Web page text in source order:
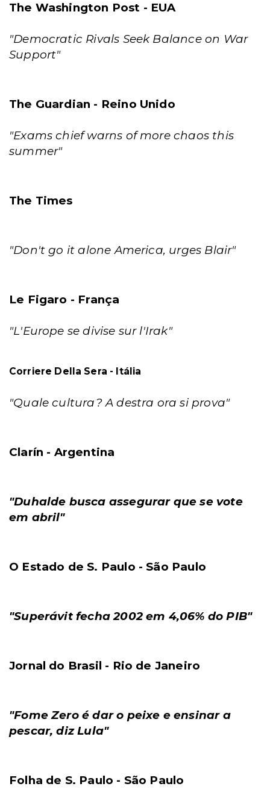
The Washington Post - EUA
"Democratic Rivals Seek Balance on War
Support"
The Guardian - Reino Unido
"Exams chief warns of more chaos this
summer"
The Times
"Don't go it alone America, urges Blair"
Le Figaro - França
"L'Europe se divise sur l'Irak"
Corriere Della Sera - Itália
"Quale cultura? A destra ora si prova"
Clarín - Argentina
"Duhalde busca assegurar que se vote
em abril"
O Estado de S. Paulo - São Paulo
"Superávit fecha 2002 em 4,06% do PIB"
Jornal do Brasil - Rio de Janeiro
"Fome Zero é dar o peixe e ensinar a
pescar, diz Lula"
Folha de S. Paulo - São Paulo